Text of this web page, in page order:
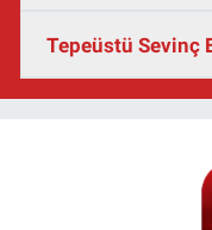
Tepeüstü Sevinç